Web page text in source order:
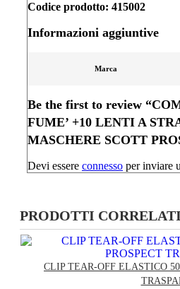
Codice prodotto: 415002
Informazioni aggiuntive
Marca
Be the first to review
FUME’ +10 LENTI A
MASCHERE SCOTT
Devi essere connesso per inviare
PRODOTTI CORRELATI
CLIP TEAR-OFF ELASTICO